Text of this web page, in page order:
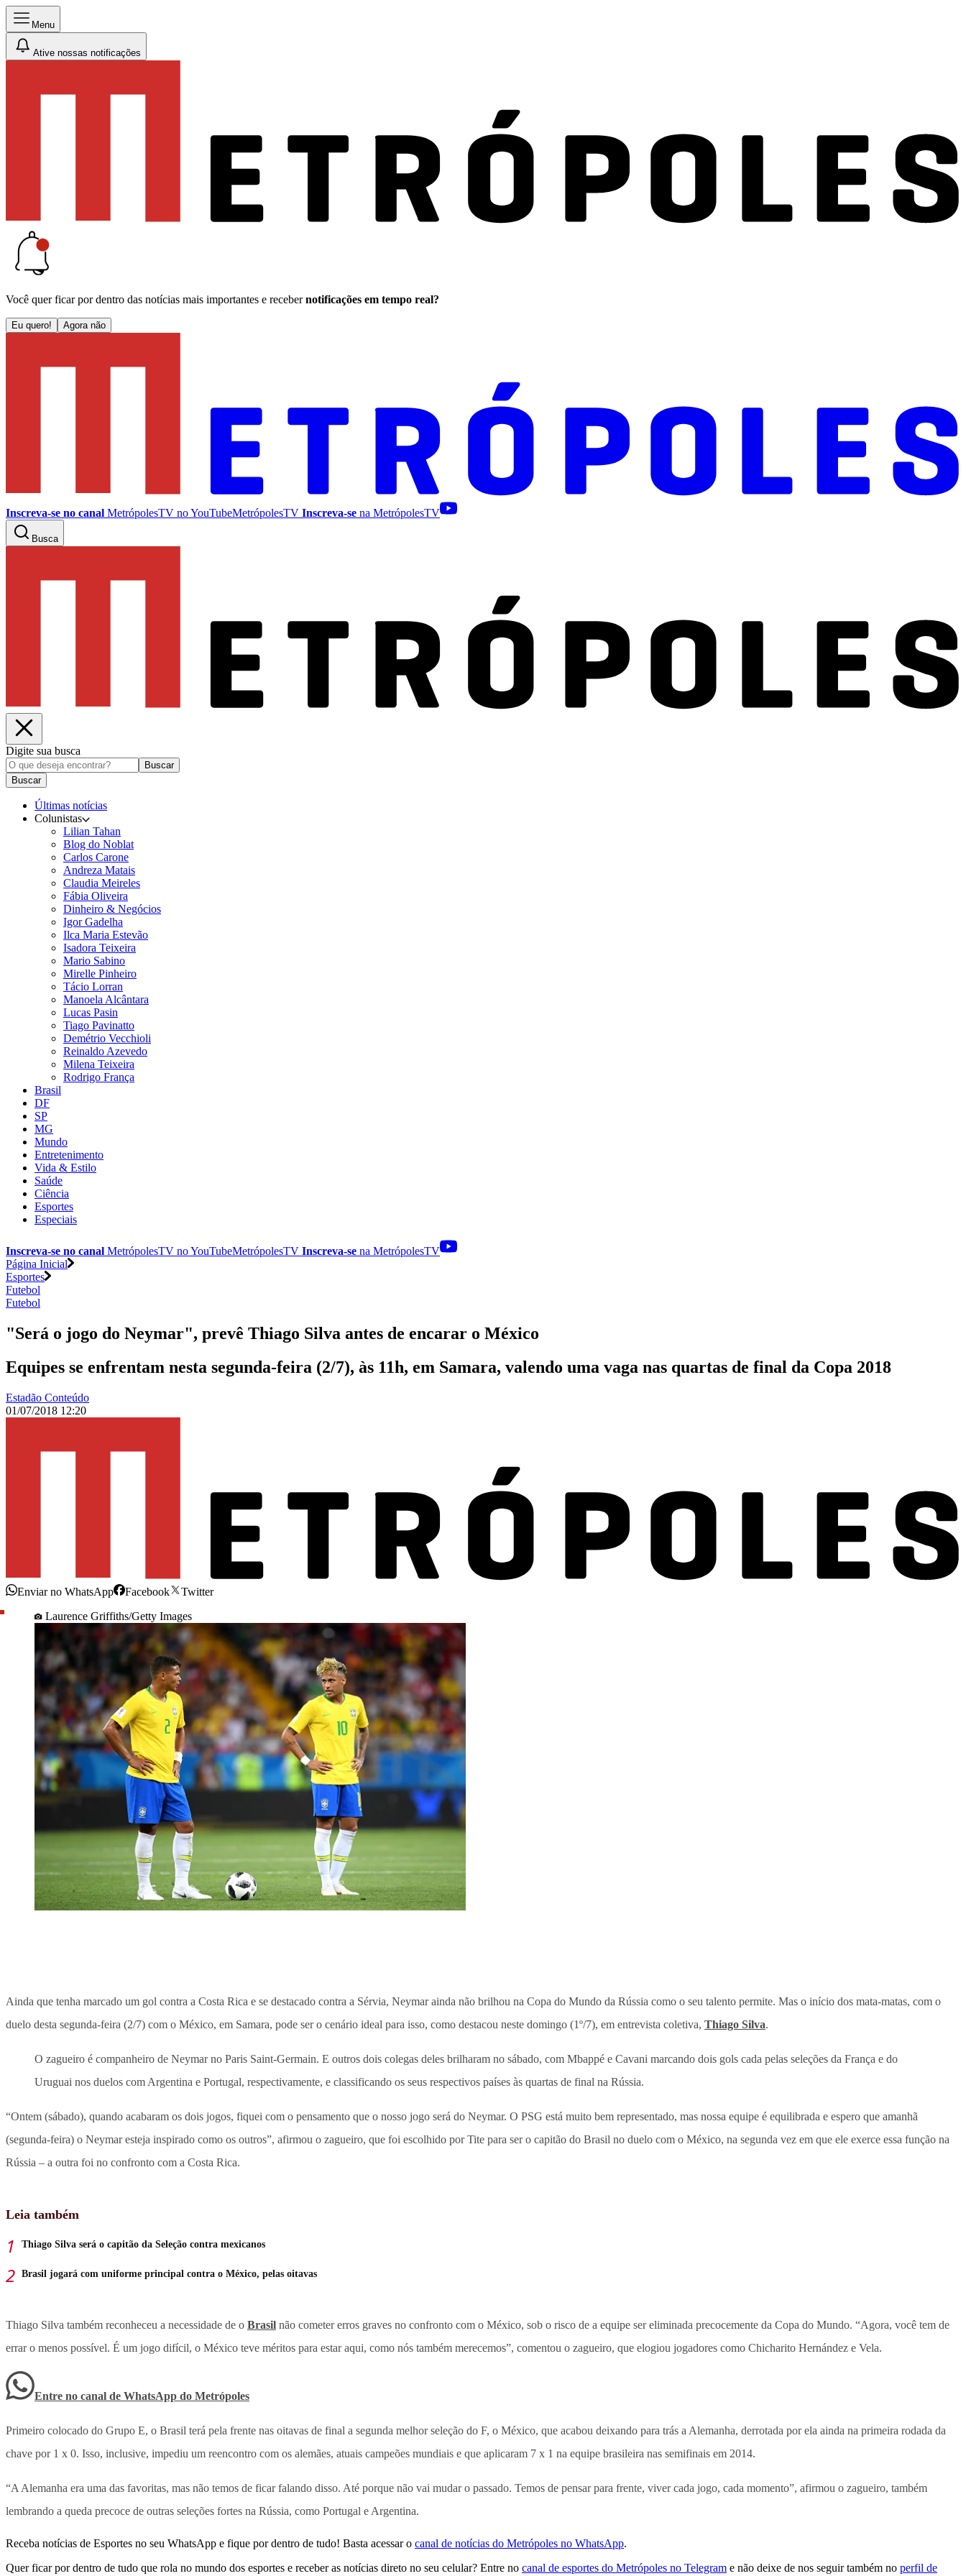
Menu
Ative nossas notificações
Você quer ficar por dentro das notícias mais importantes e receber notificações em tempo real?
Eu quero! Agora não
Inscreva-se no canal MetrópolesTV noYouTubeMetrópolesTV Inscreva-se na MetrópolesTV
Busca
Digite sua busca
Buscar
Buscar
Últimas notícias
Colunistas
Lilian Tahan
Blog do Noblat
Carlos Carone
Andreza Matais
Claudia Meireles
Fábia Oliveira
Dinheiro & Negócios
Igor Gadelha
Ilca Maria Estevão
Isadora Teixeira
Mario Sabino
Mirelle Pinheiro
Tácio Lorran
Manoela Alcântara
Lucas Pasin
Tiago Pavinatto
Demétrio Vecchioli
Reinaldo Azevedo
Milena Teixeira
Rodrigo França
Brasil
DF
SP
MG
Mundo
Entretenimento
Vida & Estilo
Saúde
Ciência
Esportes
Especiais
Inscreva-se no canal MetrópolesTV noYouTubeMetrópolesTV Inscreva-se na MetrópolesTV
Página Inicial
Esportes
Futebol
Futebol
"Será o jogo do Neymar", prevê Thiago Silva antes de encarar o México
Equipes se enfrentam nesta segunda-feira (2/7), às 11h, em Samara, valendo uma vaga nas quartas de final da Copa 2018
Estadão Conteúdo
01/07/2018 12:20
Enviar no WhatsApp Facebook
Twitter
Laurence Griffiths/Getty Images
Ainda que tenha marcado um gol contra a Costa Rica e se destacado contra a Sérvia, Neymar ainda não brilhou na Copa do Mundo da Rússia como o seu talento permite. Mas o início dos mata-matas, com o
duelo desta segunda-feira (2/7) com o México, em Samara, pode ser o cenário ideal para isso, como destacou neste domingo (1º/7), em entrevista coletiva, Thiago Silva.
O zagueiro é companheiro de Neymar no Paris Saint-Germain. E outros dois colegas deles brilharam no sábado, com Mbappé e Cavani marcando dois gols cada pelas seleções da França e do
Uruguai nos duelos com Argentina e Portugal, respectivamente, e classificando os seus respectivos países às quartas de final na Rússia.
“Ontem (sábado), quando acabaram os dois jogos, fiquei com o pensamento que o nosso jogo será do Neymar. O PSG está muito bem representado, mas nossa equipe é equilibrada e espero que amanhã
(segunda-feira) o Neymar esteja inspirado como os outros”, afirmou o zagueiro, que foi escolhido por Tite para ser o capitão do Brasil no duelo com o México, na segunda vez em que ele exerce essa função na
Rússia – a outra foi no confronto com a Costa Rica.
Leia também
Thiago Silva será o capitão da Seleção contra mexicanos
Brasil jogará com uniforme principal contra o México, pelas oitavas
Thiago Silva também reconheceu a necessidade de o Brasil não cometer erros graves no confronto com o México, sob o risco de a equipe ser eliminada precocemente da Copa do Mundo. “Agora, você tem de
errar o menos possível. É um jogo difícil, o México teve méritos para estar aqui, como nós também merecemos”, comentou o zagueiro, que elogiou jogadores como Chicharito Hernández e Vela.
Entre no canal de WhatsApp do Metrópoles
Primeiro colocado do Grupo E, o Brasil terá pela frente nas oitavas de final a segunda melhor seleção do F, o México, que acabou deixando para trás a Alemanha, derrotada por ela ainda na primeira rodada da
chave por 1 x 0. Isso, inclusive, impediu um reencontro com os alemães, atuais campeões mundiais e que aplicaram 7 x 1 na equipe brasileira nas semifinais em 2014.
“A Alemanha era uma das favoritas, mas não temos de ficar falando disso. Até porque não vai mudar o passado. Temos de pensar para frente, viver cada jogo, cada momento”, afirmou o zagueiro, também
lembrando a queda precoce de outras seleções fortes na Rússia, como Portugal e Argentina.
Receba notícias de Esportes no seu WhatsApp e fique por dentro de tudo! Basta acessar o canal de notícias do Metrópoles no WhatsApp.
Quer ficar por dentro de tudo que rola no mundo dos esportes e receber as notícias direto no seu celular? Entre no canal de esportes do Metrópoles no Telegram e não deixe de nos seguir também no perfil de